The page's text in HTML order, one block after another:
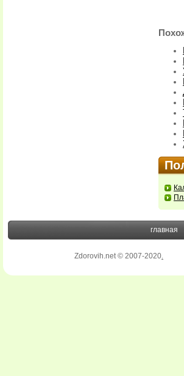
главная
Zdorovih.net © 2007-2020